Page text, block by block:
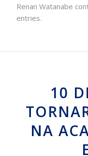
Renan Watanabe
entries.
10
NA